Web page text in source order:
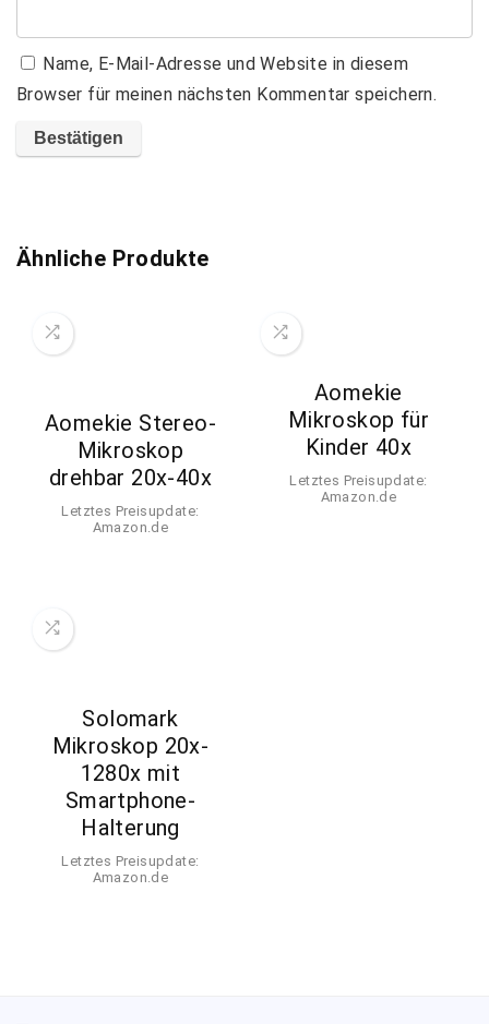
Name, E-Mail-Adresse und Website in diesem
Browser für meinen nächsten Kommentar speichern.
Ähnliche Produkte
Aomekie Stereo-
Mikroskop
drehbar 20x-40x
Letztes Preisupdate:
Amazon.de
Aomekie
Mikroskop für
Kinder 40x
Letztes Preisupdate:
Amazon.de
Solomark
Mikroskop 20x-
1280x mit
Smartphone-
Halterung
Letztes Preisupdate:
Amazon.de